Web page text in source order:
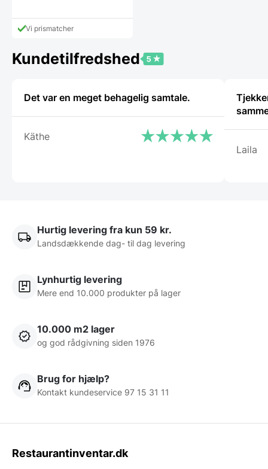
var:
649,00 DKK.
aktuelle
prisVi prismatcher
Kundetilfredshed
Det var en meget behagelig samtale.
Käthe
Laila
Hurtig levering fra kun 59 kr.
Landsdækkende dag- til dag levering
Lynhurtig levering
Mere end 10.000 produkter på lager
10.000 m2 lager
og god rådgivning siden 1976
Brug for hjælp?
Kontakt kundeservice 97 15 31 11
Restaurantinventar.dk